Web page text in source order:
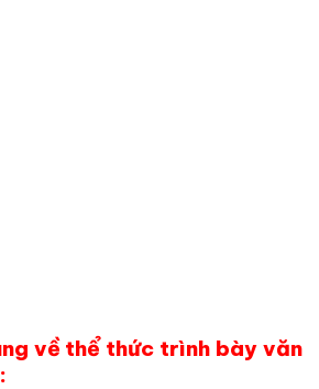
về thể thức trình bày văn